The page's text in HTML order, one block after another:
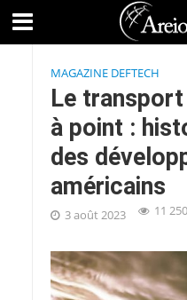
MAGAZINE DEFTECH
Le
à point :
des
américains
3 août 2023 11